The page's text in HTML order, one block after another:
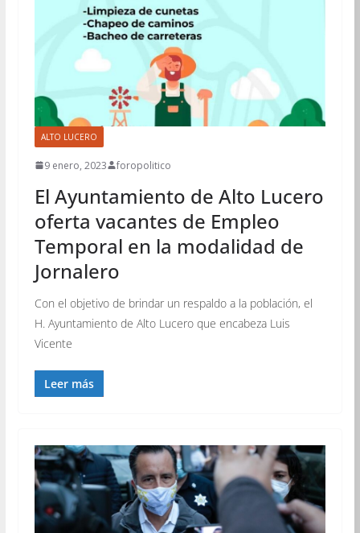
ALTO LUCERO
9 enero, 2023 foropolitico
El Ayuntamiento de Alto Lucero
oferta vacantes de Empleo
Temporal en la modalidad de
Jornalero
Con el objetivo de brindar un respaldo a la población, el
H. Ayuntamiento de Alto Lucero que encabeza Luis
Vicente
Leer más